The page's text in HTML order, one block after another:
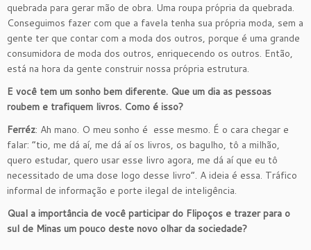
quebrada para gerar mão de obra. Uma roupa própria da quebrada.
Conseguimos fazer com que a favela tenha sua própria moda, sem a
gente ter que contar com a moda dos outros, porque é uma grande
consumidora de moda dos outros, enriquecendo os outros. Então,
está na hora da gente construir nossa própria estrutura.
E você tem um sonho bem diferente. Que um dia as pessoas
roubem e trafiquem livros. Como é isso?
Ferréz: Ah mano. O meu sonho é esse mesmo. É o cara chegar e
falar: “tio, me dá aí, me dá aí os livros, os bagulho, tô a milhão,
quero estudar, quero usar esse livro agora, me dá aí que eu tô
necessitado de uma dose logo desse livro”. A ideia é essa. Tráfico
informal de informação e porte ilegal de inteligência.
Qual a importância de você participar do Flipoços e trazer para o
sul de Minas um pouco deste novo olhar da sociedade?